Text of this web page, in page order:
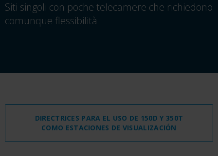
Siti singoli con poche telecamere che richiedono
comunque flessibilità
DIRECTRICES PARA EL USO DE 150D Y 350T
COMO ESTACIONES DE VISUALIZACIÓN